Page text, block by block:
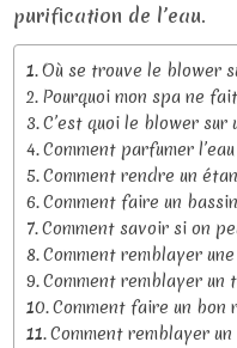
purification de l’eau.
Où se trouve le blower
Pourquoi mon spa ne
C’est quoi le blower sur
Comment parfumer l’eau
Comment rendre un
Comment faire un
Comment savoir si on
Comment remblayer
Comment remblayer un
Comment faire un bon
Comment remblayer un